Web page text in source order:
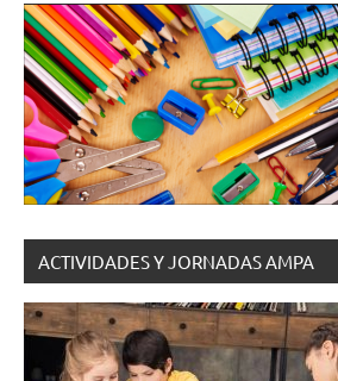
ACTIVIDADES Y JORNADAS AMPA